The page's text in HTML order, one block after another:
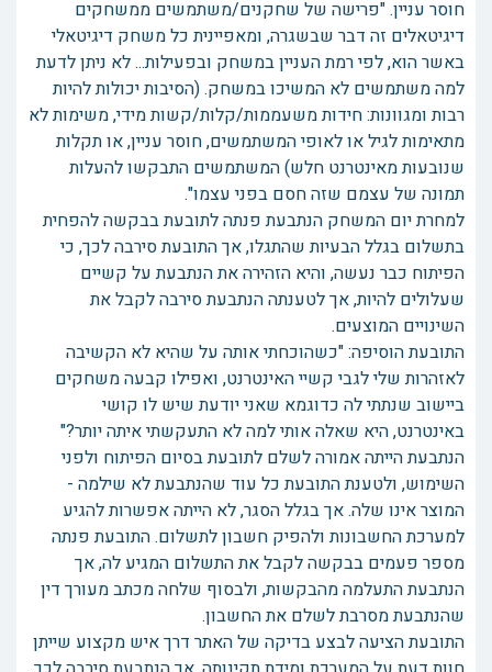
חוסר עניין. "פרישה של שחקנים/משתמשים ממשחקים
דיגיטאלים זה דבר שבשגרה, ומאפיינית כל משחק דיגיטאלי
באשר הוא, לפי רמת העניין במשחק ובפעילות... לא ניתן לדעת
למה משתמשים לא המשיכו במשחק. (הסיבות יכולות להיות
רבות ומגוונות: חידות משעממות/קלות/קשות מידי, משימות לא
מתאימות לגיל או לאופי המשתמשים, חוסר עניין, או תקלות
שנובעות מאינטרנט חלש) המשתמשים התבקשו להעלות
תמונה של עצמם שזה חסם בפני עצמו".
למחרת יום המשחק הנתבעת פנתה לתובעת בבקשה להפחית
בתשלום בגלל הבעיות שהתגלו, אך התובעת סירבה לכך, כי
הפיתוח כבר נעשה, והיא הזהירה את הנתבעת על קשיים
שעלולים להיות, אך לטענתה הנתבעת סירבה לקבל את
השינויים המוצעים.
התובעת הוסיפה: "כשהוכחתי אותה על שהיא לא הקשיבה
לאזהרות שלי לגבי קשיי האינטרנט, ואפילו קבעה משחקים
ביישוב שנתתי לה כדוגמא שאני יודעת שיש לו קושי
באינטרנט, היא שאלה אותי למה לא התעקשתי איתה יותר?"
הנתבעת הייתה אמורה לשלם לתובעת בסיום הפיתוח ולפני
השימוש, ולטענת התובעת כל עוד שהנתבעת לא שילמה -
המוצר אינו שלה. אך בגלל הסגר, לא הייתה אפשרות להגיע
למערכת החשבונות ולהפיק חשבון לתשלום. התובעת פנתה
מספר פעמים בבקשה לקבל את התשלום המגיע לה, אך
הנתבעת התעלמה מהבקשות, ולבסוף שלחה מכתב מעורך דין
שהנתבעת מסרבת לשלם את החשבון.
התובעת הציעה לבצע בדיקה של האתר דרך איש מקצוע שייתן